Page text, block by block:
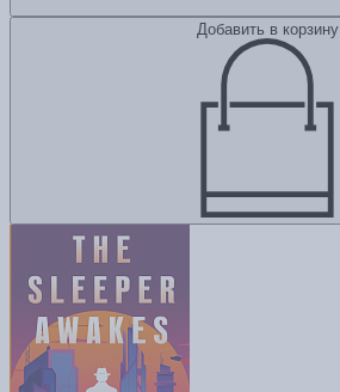
Добавить в корзину